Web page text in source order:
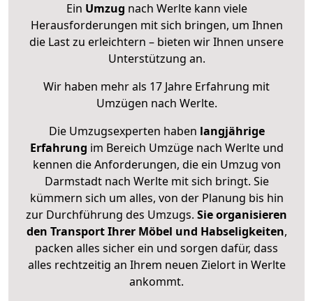
Ein Umzug nach Werlte kann viele
Herausforderungen mit sich bringen, um Ihnen
die Last zu erleichtern – bieten wir Ihnen unsere
Unterstützung an.
Wir haben mehr als 17 Jahre Erfahrung mit
Umzügen nach Werlte.
Die Umzugsexperten haben langjährige
Erfahrung im Bereich Umzüge nach Werlte und
kennen die Anforderungen, die ein Umzug von
Darmstadt nach Werlte mit sich bringt. Sie
kümmern sich um alles, von der Planung bis hin
zur Durchführung des Umzugs. Sie organisieren
den Transport Ihrer Möbel und Habseligkeiten,
packen alles sicher ein und sorgen dafür, dass
alles rechtzeitig an Ihrem neuen Zielort in Werlte
ankommt.